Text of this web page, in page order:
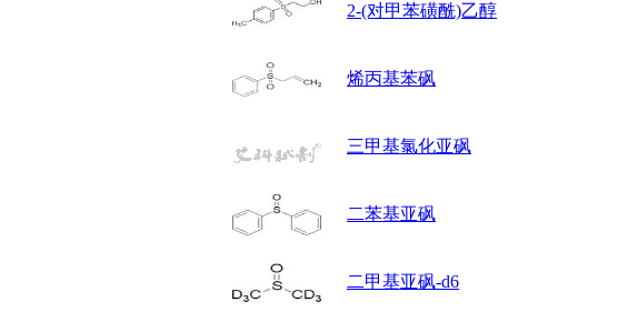
2-(对甲苯磺酰)乙醇
烯丙基苯砜
三甲基氯化亚砜
二苯基亚砜
二甲基亚砜-d6